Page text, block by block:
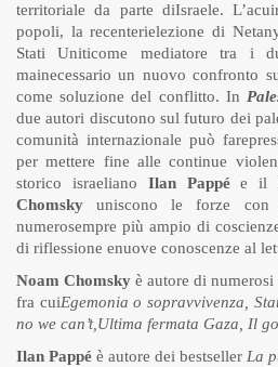
territoriale da parte diIsraele.
popoli, la recenterielezione di
Stati Uniticome mediatore tra i
mainecessario un nuovo confronto
come soluzione del conflitto. In
due autori discutono sul futuro dei
comunità internazionale può
per mettere fine alle continue
storico israeliano Ilan Pappée il
Chomsky uniscono le forze con
numerosempre più ampio di
di riflessione enuove conoscenze al
Noam Chomsky è autore di
fra cuiEgemonia o sopravvivenza,
no we can’t,Ultima fermata Gaza, Il
Ilan Pappé è autore dei bestseller La